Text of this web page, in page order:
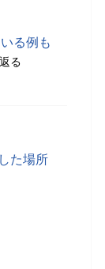
る例も
る
た場所